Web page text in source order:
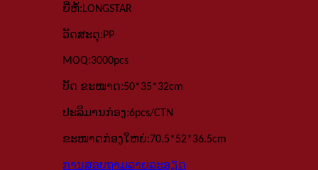
ຍີ່ຫໍ້:LONGSTAR
ວັດສະດຸ:PP
MOQ:3000pcs
ບັດ ຂະໜາດ:50*35*32cm
ປະລິມານກ່ອງ:6pcs/CTN
ຂະໜາດກ່ອງໃຫຍ່:70.5*52*36.5cm
ການສອບຖາມລາຍລະອຽດ